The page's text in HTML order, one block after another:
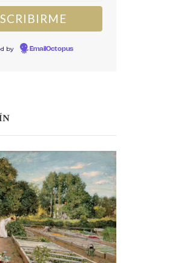
by EmailOctopus